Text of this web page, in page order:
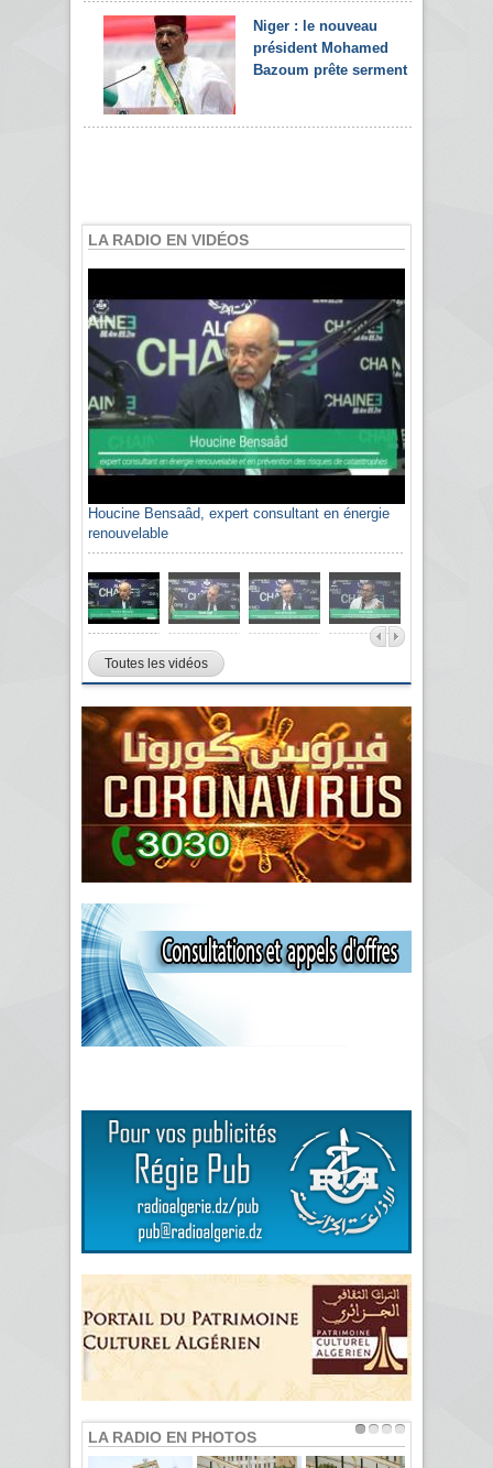
Niger : le nouveau
président Mohamed
Bazoum prête serment
LA RADIO EN VIDÉOS
Houcine Bensaâd, expert consultant en énergie
renouvelable
Toutes les vidéos
LA RADIO EN PHOTOS